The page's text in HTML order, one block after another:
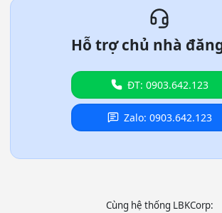
Hỗ trợ chủ nhà
ĐT: 0903.642.123
Zalo: 0903.642.123
Cùng hệ thống LBKCorp: